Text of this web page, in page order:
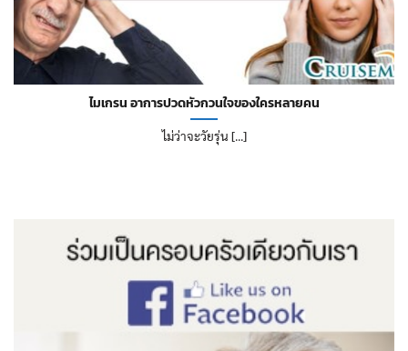
ไมเกรน อาการปวดหัวกวนใจของใครหลายคน
ไม่ว่าจะวัยรุ่น [...]